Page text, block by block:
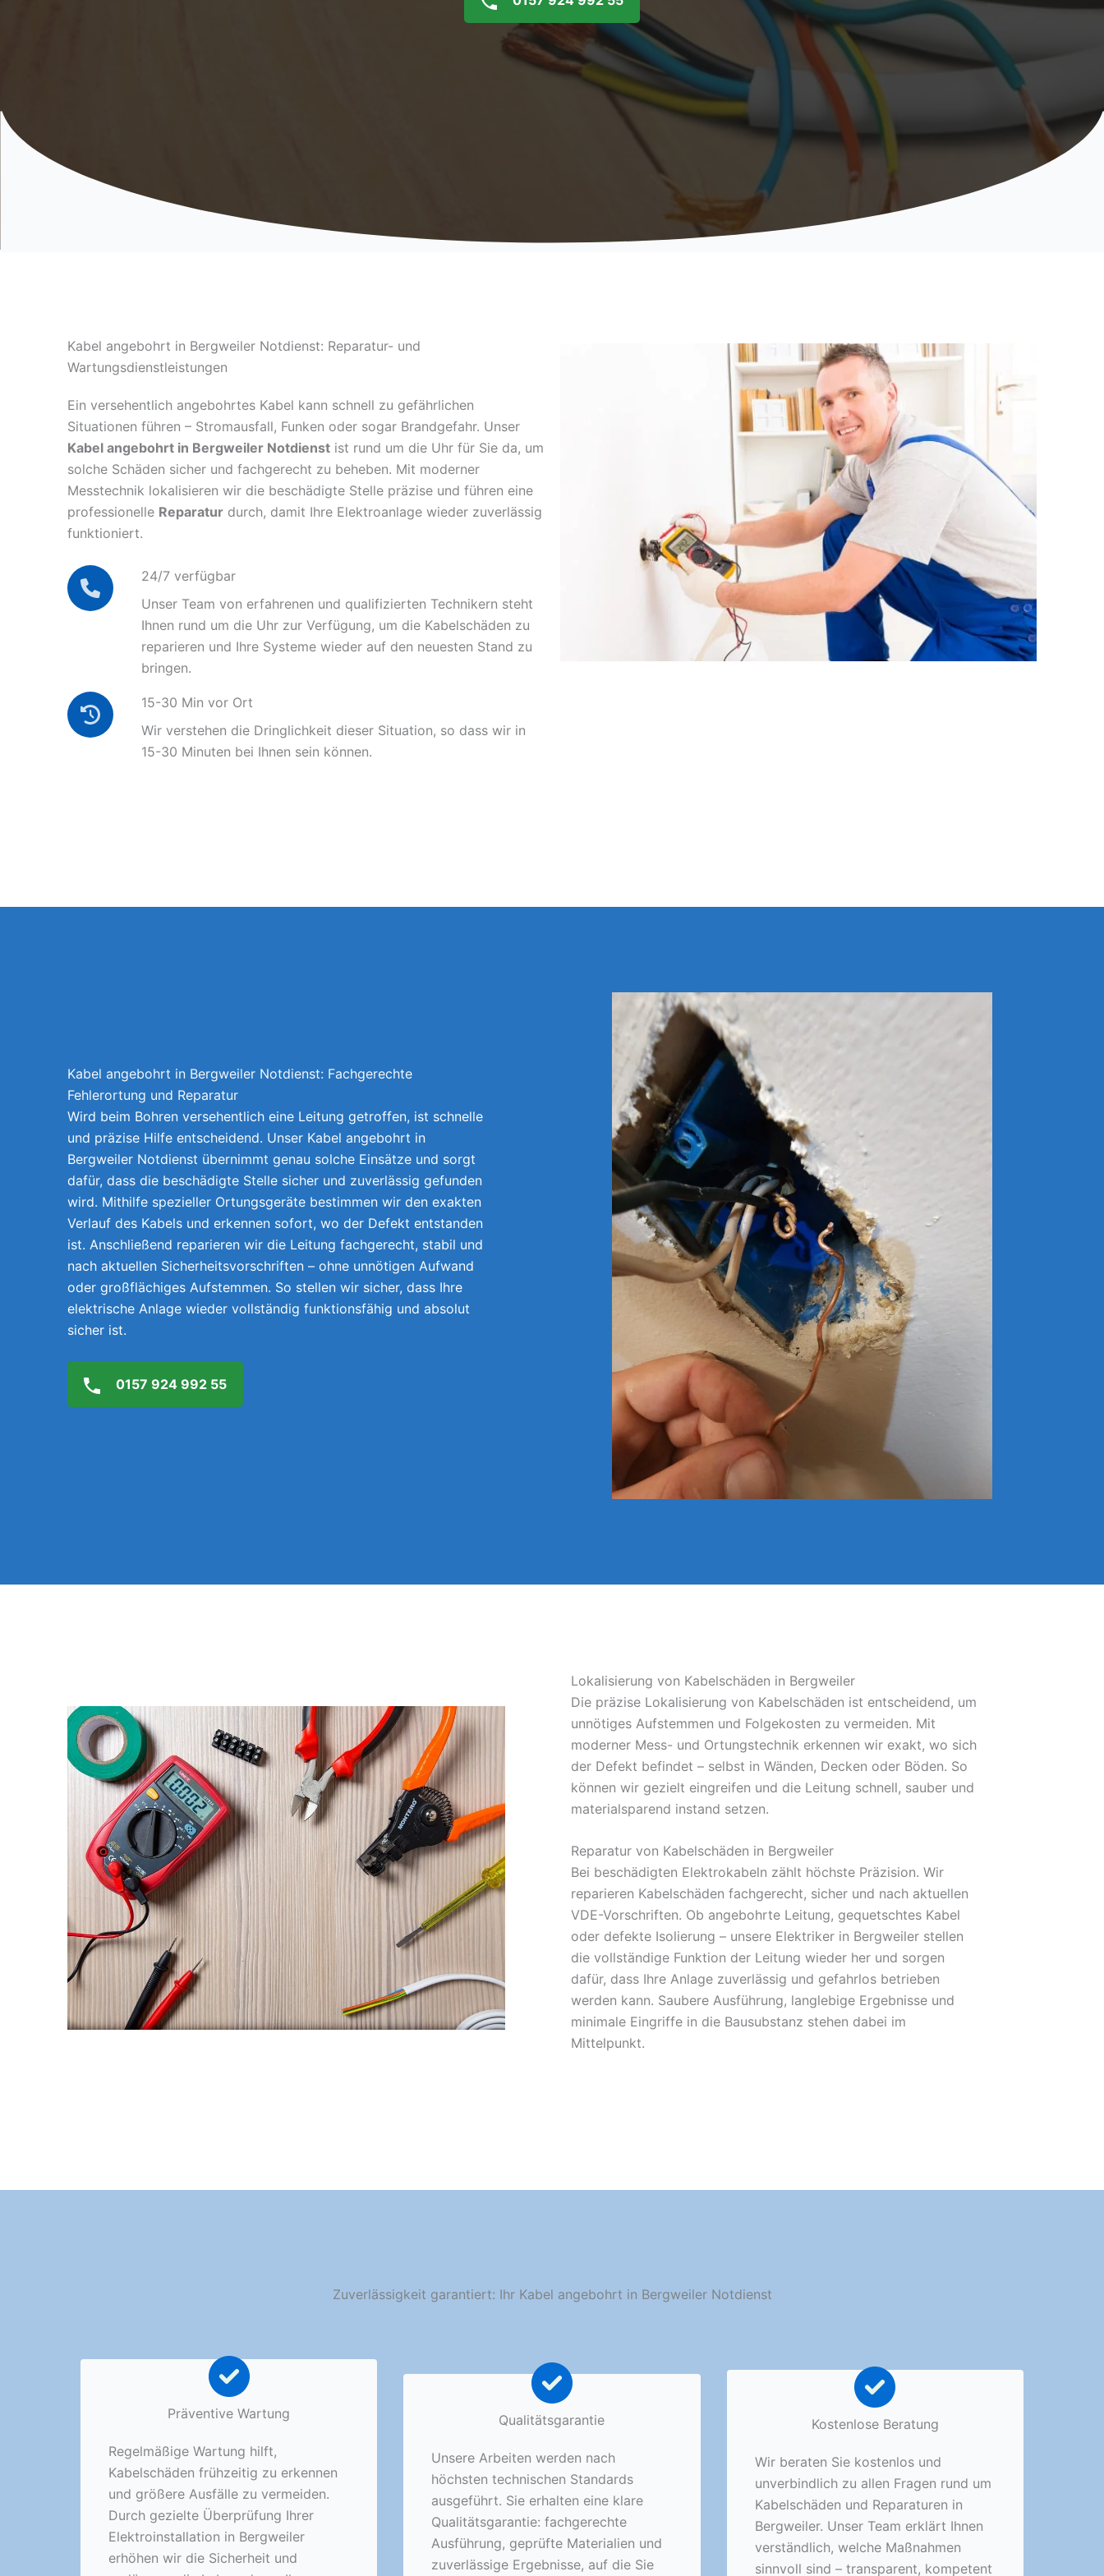
Kabel angebohrt in Bergweiler Notdienst: Reparatur- und
Wartungsdienstleistungen
Ein versehentlich angebohrtes Kabel kann schnell zu gefährlichen
Situationen führen – Stromausfall, Funken oder sogar Brandgefahr. Unser
Kabel angebohrt in Bergweiler Notdienst ist rund um die Uhr für Sie da, um
solche Schäden sicher und fachgerecht zu beheben. Mit moderner
Messtechnik lokalisieren wir die beschädigte Stelle präzise und führen eine
professionelle Reparatur durch, damit Ihre Elektroanlage wieder zuverlässig
funktioniert.
24/7 verfügbar
Unser Team von erfahrenen und qualifizierten Technikern steht
Ihnen rund um die Uhr zur Verfügung, um die Kabelschäden zu
reparieren und Ihre Systeme wieder auf den neuesten Stand zu
bringen.
15-30 Min vor Ort
Wir verstehen die Dringlichkeit dieser Situation, so dass wir in
15-30 Minuten bei Ihnen sein können.
Kabel angebohrt in Bergweiler Notdienst: Fachgerechte
Fehlerortung und Reparatur
Wird beim Bohren versehentlich eine Leitung getroffen, ist schnelle
und präzise Hilfe entscheidend. Unser Kabel angebohrt in
Bergweiler Notdienst übernimmt genau solche Einsätze und sorgt
dafür, dass die beschädigte Stelle sicher und zuverlässig gefunden
wird. Mithilfe spezieller Ortungsgeräte bestimmen wir den exakten
Verlauf des Kabels und erkennen sofort, wo der Defekt entstanden
ist. Anschließend reparieren wir die Leitung fachgerecht, stabil und
nach aktuellen Sicherheitsvorschriften – ohne unnötigen Aufwand
oder großflächiges Aufstemmen. So stellen wir sicher, dass Ihre
elektrische Anlage wieder vollständig funktionsfähig und absolut
sicher ist.
0157 924 992 55
Lokalisierung von Kabelschäden in Bergweiler
Die präzise Lokalisierung von Kabelschäden ist entscheidend, um
unnötiges Aufstemmen und Folgekosten zu vermeiden. Mit
moderner Mess- und Ortungstechnik erkennen wir exakt, wo sich
der Defekt befindet – selbst in Wänden, Decken oder Böden. So
können wir gezielt eingreifen und die Leitung schnell, sauber und
materialsparend instand setzen.
Reparatur von Kabelschäden in Bergweiler
Bei beschädigten Elektrokabeln zählt höchste Präzision. Wir
reparieren Kabelschäden fachgerecht, sicher und nach aktuellen
VDE-Vorschriften. Ob angebohrte Leitung, gequetschtes Kabel
oder defekte Isolierung – unsere Elektriker in Bergweiler stellen
die vollständige Funktion der Leitung wieder her und sorgen
dafür, dass Ihre Anlage zuverlässig und gefahrlos betrieben
werden kann. Saubere Ausführung, langlebige Ergebnisse und
minimale Eingriffe in die Bausubstanz stehen dabei im
Mittelpunkt.
Zuverlässigkeit garantiert: Ihr Kabel angebohrt in Bergweiler Notdienst
Präventive Wartung
Regelmäßige Wartung hilft,
Kabelschäden frühzeitig zu erkennen
und größere Ausfälle zu vermeiden.
Durch gezielte Überprüfung Ihrer
Elektroinstallation in Bergweiler
erhöhen wir die Sicherheit und
Qualitätsgarantie
Unsere Arbeiten werden nach
höchsten technischen Standards
ausgeführt. Sie erhalten eine klare
Qualitätsgarantie: fachgerechte
Ausführung, geprüfte Materialien und
zuverlässige Ergebnisse, auf die Sie
Kostenlose Beratung
Wir beraten Sie kostenlos und
unverbindlich zu allen Fragen rund um
Kabelschäden und Reparaturen in
Bergweiler. Unser Team erklärt Ihnen
verständlich, welche Maßnahmen
sinnvoll sind – transparent, kompetent